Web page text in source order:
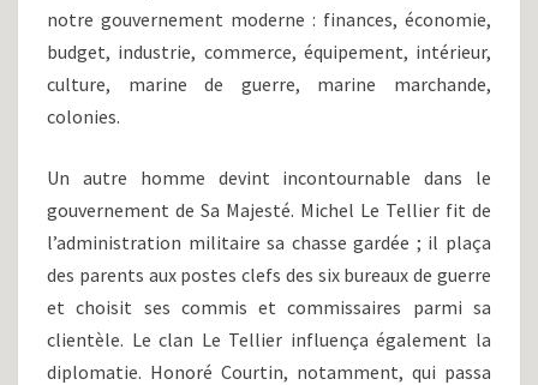
notre gouvernement moderne : finances, économie,
budget, industrie, commerce, équipement, intérieur,
culture, marine de guerre, marine marchande,
colonies.
Un autre homme devint incontournable dans le
gouvernement de Sa Majesté. Michel Le Tellier fit de
l’administration militaire sa chasse gardée ; il plaça
des parents aux postes clefs des six bureaux de guerre
et choisit ses commis et commissaires parmi sa
clientèle. Le clan Le Tellier influença également la
diplomatie. Honoré Courtin, notamment, qui passa